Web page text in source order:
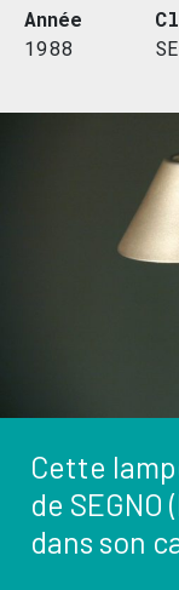
Année
1988
Cette
de SEGNO
dans son